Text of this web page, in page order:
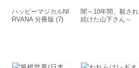
ハッピーマジカルNI
RVANA 分冊版 (7)
闇～10年間、殺され
続けた山下さん～